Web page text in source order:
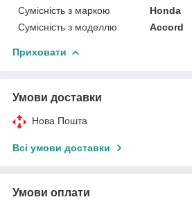
Сумісність з маркою
Honda
Сумісність з моделлю
Accord
Приховати
Умови доставки
Нова Пошта
Всі умови доставки
Умови оплати